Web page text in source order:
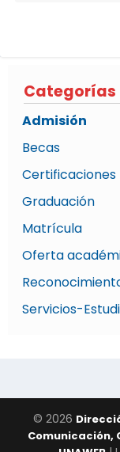
Categorías
Admisión
Becas
Certificaciones
Graduación
Matrícula
Oferta
Servicios-
© 2026
Comunicación,